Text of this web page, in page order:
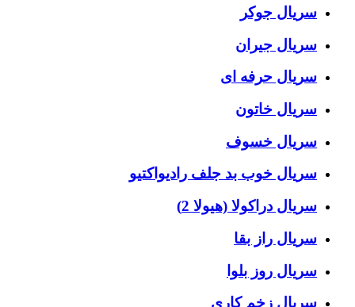
سریال جوکر
سریال جیران
سریال حرفه ای
سریال خاتون
سریال خسوف
سریال خوب بد جلف رادیواکتیو
سریال دراکولا (هیولا 2)
سریال راز بقا
سریال روز بلوا
سریال زخم کاری